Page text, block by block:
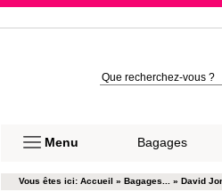
Menu Bagages
Vous êtes ici: Accueil » Bagages... » David